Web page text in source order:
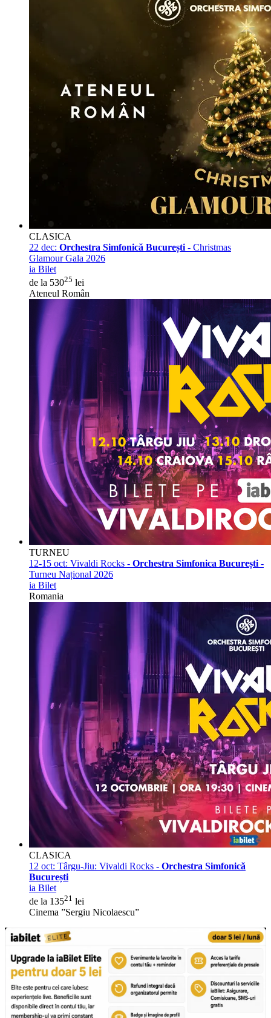
CLASICA
22 dec: Orchestra Simfonică București - Christmas
Glamour Gala 2026
ia Bilet
de la 53025 lei
Ateneul Român
TURNEU
12-15 oct: Vivaldi Rocks - Orchestra Simfonica București -
Turneu Național 2026
ia Bilet
Romania
CLASICA
12 oct: Târgu-Jiu: Vivaldi Rocks - Orchestra Simfonică
București
ia Bilet
de la 13521 lei
Cinema ”Sergiu Nicolaescu”